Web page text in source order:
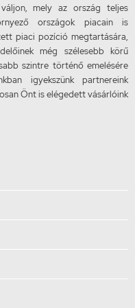
mely az ország teljes
országok piacain is
piaci pozíció megtartására,
még szélesebb körű
szintre történő emelésére
igyekszünk partnereink
Önt is elégedett vásárlóink